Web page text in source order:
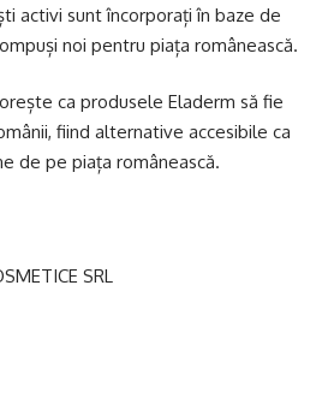
activi sunt încorporați în baze de
noi pentru piața românească.
ca produsele Eladerm să fie
fiind alternative accesibile ca
de pe piața românească.
SRL